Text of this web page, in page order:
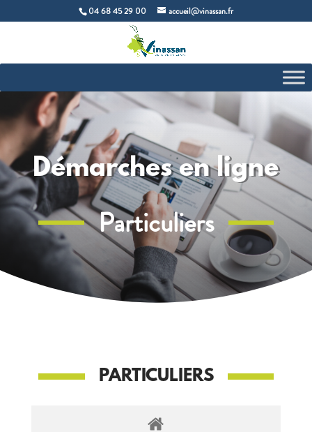
04 68 45 29 00 accueil@vinassan.fr
Démarches en ligne
Particuliers
PARTICULIERS